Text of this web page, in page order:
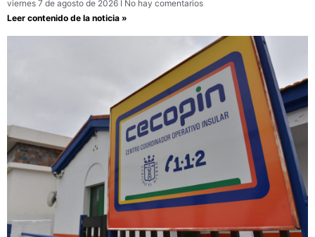
viernes 7 de agosto de 2026
No hay comentarios
Leer contenido de la noticia »